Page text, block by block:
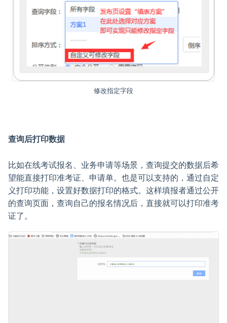
修改指定字段
查询后打印数据
比如在线考试报名、业务申请等场景，查询提交的数据后希
望能直接打印准考证、申请单。也是可以支持的，通过自定
义打印功能，设置好数据打印的格式。这样填报者通过公开
的查询页面，查询自己的报名情况后，直接就可以打印准考
证了。